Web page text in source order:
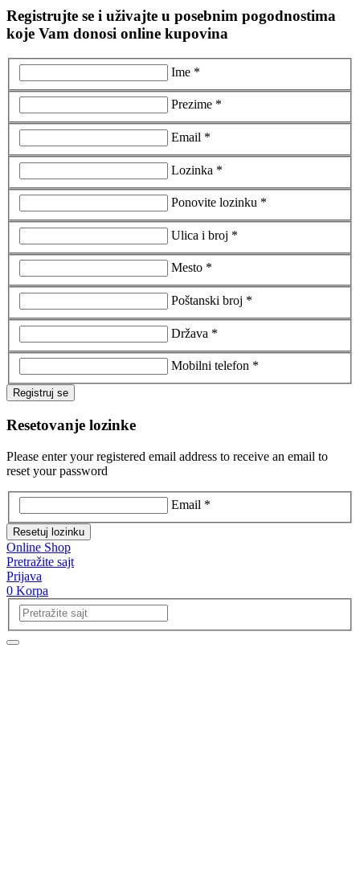
Registrujte se i uživajte u posebnim pogodnostima
koje Vam donosi online kupovina
Ime *
Prezime *
Email *
Lozinka *
Ponovite lozinku *
Ulica i broj *
Mesto *
Poštanski broj *
Država *
Mobilni telefon *
Registruj se
Resetovanje lozinke
Please enter your registered email address to receive an email to
reset your password
Email *
Resetuj lozinku
Online Shop
Pretražite sajt
Prijava
0 Korpa